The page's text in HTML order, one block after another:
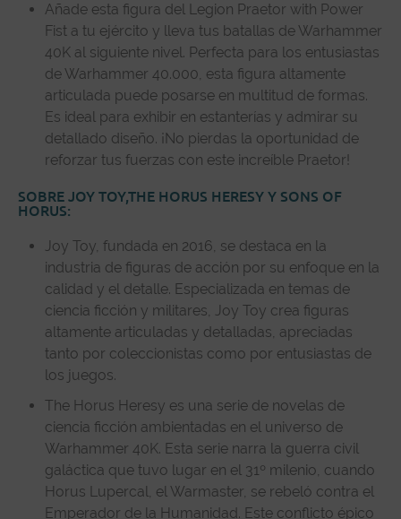
Añade esta figura del Legion Praetor with Power
Fist a tu ejército y lleva tus batallas de Warhammer
40K al siguiente nivel. Perfecta para los entusiastas
de Warhammer 40.000, esta figura altamente
articulada puede posarse en multitud de formas.
Es ideal para exhibir en estanterías y admirar su
detallado diseño. ¡No pierdas la oportunidad de
reforzar tus fuerzas con este increíble Praetor!
SOBRE JOY TOY,THE HORUS HERESY Y SONS OF
HORUS:
Joy Toy, fundada en 2016, se destaca en la
industria de figuras de acción por su enfoque en la
calidad y el detalle. Especializada en temas de
ciencia ficción y militares, Joy Toy crea figuras
altamente articuladas y detalladas, apreciadas
tanto por coleccionistas como por entusiastas de
los juegos.
The Horus Heresy es una serie de novelas de
ciencia ficción ambientadas en el universo de
Warhammer 40K. Esta serie narra la guerra civil
galáctica que tuvo lugar en el 31º milenio, cuando
Horus Lupercal, el Warmaster, se rebeló contra el
Emperador de la Humanidad. Este conflicto épico